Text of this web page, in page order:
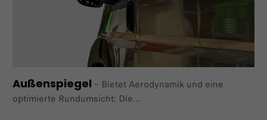
Außenspiegel – Bietet Aerodynamik und eine
optimierte Rundumsicht: Die